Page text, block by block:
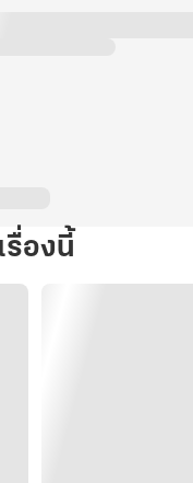
องนี้